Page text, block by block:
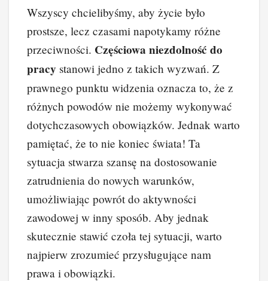
Wszyscy chcielibyśmy, aby życie było
prostsze, lecz czasami napotykamy różne
przeciwności. Częściowa niezdolność do
pracy stanowi jedno z takich wyzwań. Z
prawnego punktu widzenia oznacza to, że z
różnych powodów nie możemy wykonywać
dotychczasowych obowiązków. Jednak warto
pamiętać, że to nie koniec świata! Ta
sytuacja stwarza szansę na dostosowanie
zatrudnienia do nowych warunków,
umożliwiając powrót do aktywności
zawodowej w inny sposób. Aby jednak
skutecznie stawić czoła tej sytuacji, warto
najpierw zrozumieć przysługujące nam
prawa i obowiązki.